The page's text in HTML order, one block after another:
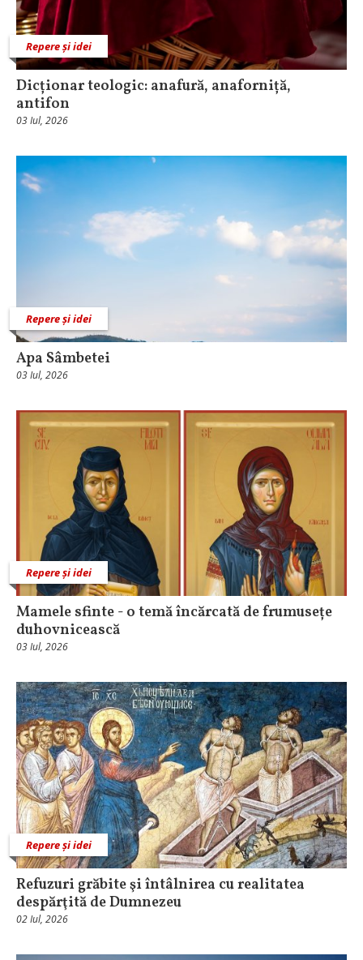
Repere și idei
Dicționar teologic: anafură, anaforniță,
antifon
03 Iul, 2026
Repere și idei
Apa Sâmbetei
03 Iul, 2026
Repere și idei
Mamele sfinte - o temă încărcată de frumusețe
duhovnicească
03 Iul, 2026
Repere și idei
Refuzuri grăbite şi întâlnirea cu realitatea
despărţită de Dumnezeu
02 Iul, 2026